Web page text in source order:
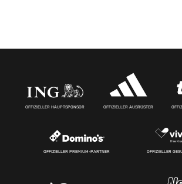
OFFIZIELLER HAUPTSPONSOR OFFIZIELLER AUSRÜSTER
OFFIZIELLER PREMIUM-PARTNER OFFIZIELLER